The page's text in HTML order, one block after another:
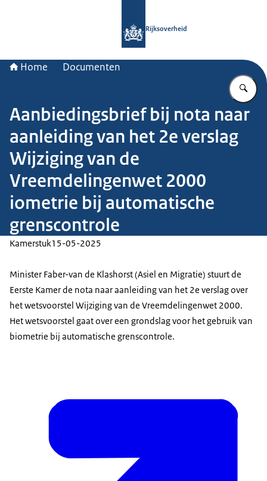
Rijksoverheid
Home Documenten
Aanbiedingsbrief bij nota naar
aanleiding van het 2e verslag
Wijziging van de
Vreemdelingenwet 2000
iometrie bij automatische
grenscontrole
Kamerstuk15-05-2025
Minister Faber-van de Klashorst (Asiel en Migratie) stuurt de
Eerste Kamer de nota naar aanleiding van het 2e verslag over
het wetsvoorstel Wijziging van de Vreemdelingenwet 2000.
Het wetsvoorstel gaat over een grondslag voor het gebruik van
biometrie bij automatische grenscontrole.